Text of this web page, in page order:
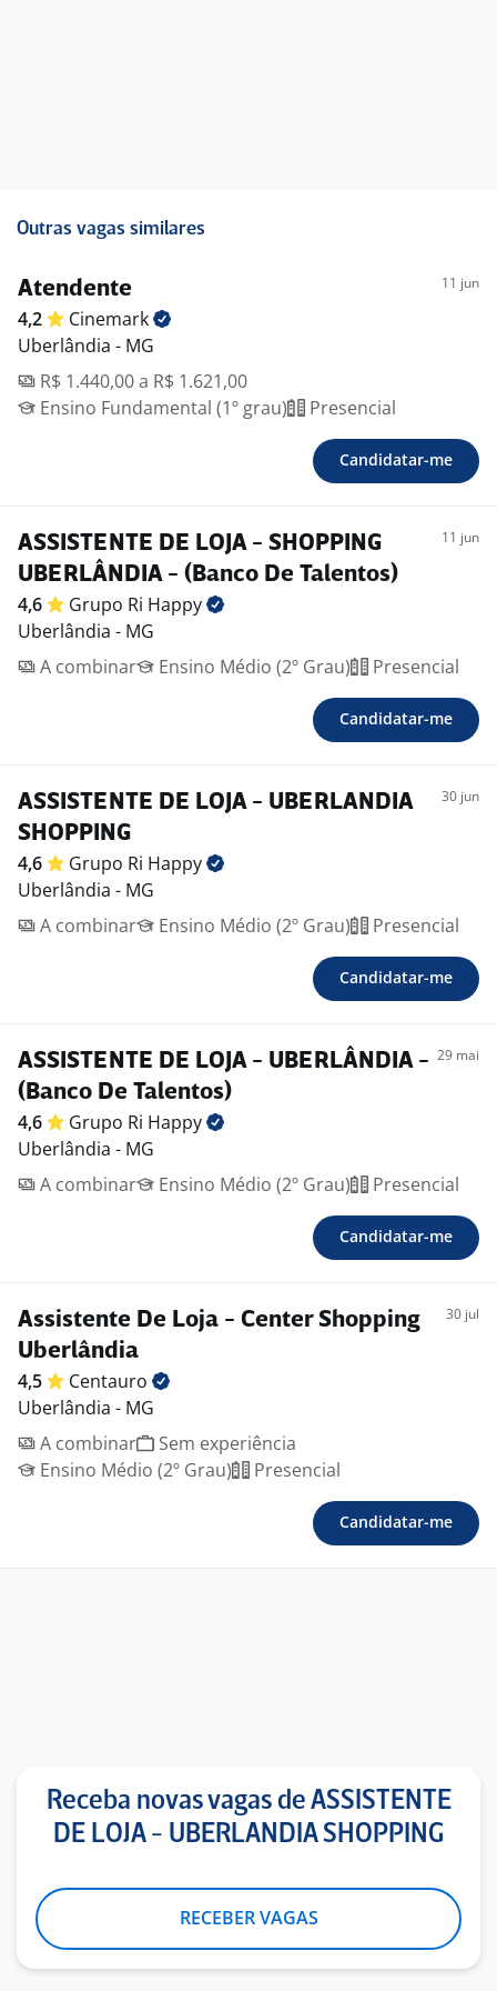
Desconto em produtos;
O que mais você vai encontrar por aqui?
Ambiente lúdico e descontraído
Outras vagas similares
Atendente 11 jun
4,2
Cinemark
Uberlândia - MG
R$ 1.440,00 a R$ 1.621,00
Ensino Fundamental (1º grau)
Presencial
Candidatar-me
ASSISTENTE DE LOJA - SHOPPING
UBERLÂNDIA - (Banco De Talentos)
11 jun
4,6 Grupo Ri Happy
Uberlândia - MG
A combinar
Ensino Médio (2º Grau) Presencial
Candidatar-me
ASSISTENTE DE LOJA - UBERLANDIA
SHOPPING
30 jun
4,6 Grupo Ri Happy
Uberlândia - MG
A combinar
Ensino Médio (2º Grau) Presencial
Candidatar-me
ASSISTENTE DE LOJA - UBERLÂNDIA -
(Banco De Talentos)
29 mai
4,6 Grupo Ri Happy
Uberlândia - MG
A combinar
Ensino Médio (2º Grau) Presencial
Candidatar-me
Assistente De Loja - Center Shopping
Uberlândia
30 jul
4,5
Centauro
Uberlândia - MG
A combinar
Sem experiência
Ensino Médio (2º Grau)
Presencial
Candidatar-me
Receba novas vagas de ASSISTENTE
DE LOJA - UBERLANDIA SHOPPING
RECEBER VAGAS